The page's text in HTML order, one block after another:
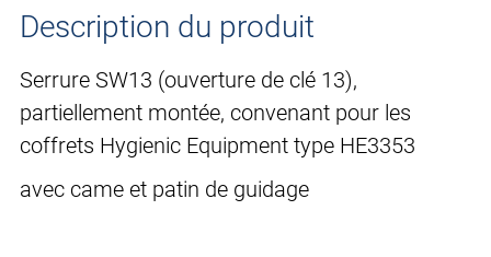
Description du produit
Serrure SW13 (ouverture de clé 13),
partiellement montée, convenant pour les
coffrets Hygienic Equipment type HE3353
avec came et patin de guidage